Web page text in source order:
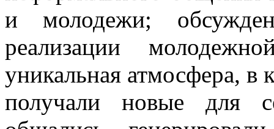
и молодежи;
реализации
уникальная атмосфера,
получали новые для